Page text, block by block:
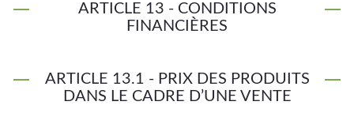
ARTICLE 13 - CONDITIONS
FINANCIÈRES
ARTICLE 13.1 - PRIX DES PRODUITS
DANS LE CADRE D’UNE VENTE